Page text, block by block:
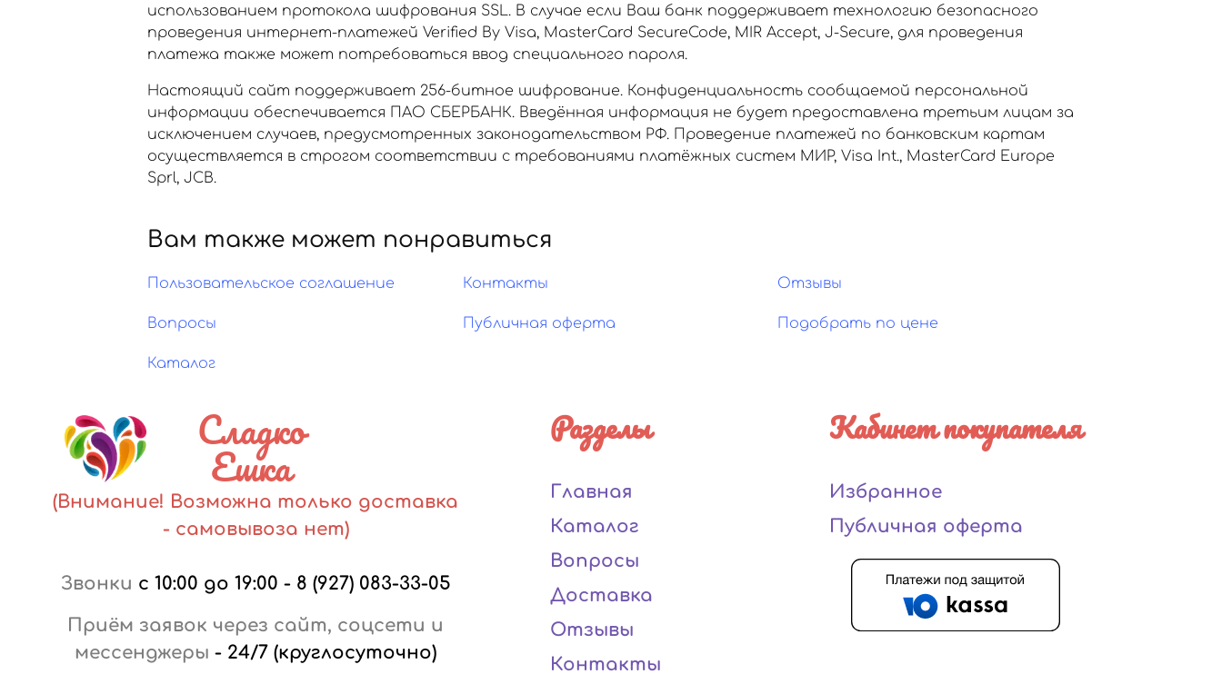
использованием протокола шифрования SSL. В случае если Ваш банк поддерживает технологию безопасного
проведения интернет-платежей Verified By Visa, MasterCard SecureCode, MIR Accept, J-Secure, для проведения
платежа также может потребоваться ввод специального пароля.
Настоящий сайт поддерживает 256-битное шифрование. Конфиденциальность сообщаемой персональной
информации обеспечивается ПАО СБЕРБАНК. Введённая информация не будет предоставлена третьим лицам за
исключением случаев, предусмотренных законодательством РФ. Проведение платежей по банковским картам
осуществляется в строгом соответствии с требованиями платёжных систем МИР, Visa Int., MasterCard Europe
Sprl, JCB.
Вам также может понравиться
Пользовательское соглашение Контакты Отзывы
Вопросы Публичная оферта Подобрать по цене
Каталог
Сладко
Ешка
(Внимание! Возможна только доставка
- самовывоза нет)
Звонки с 10:00 до 19:00 - 8 (927) 083-33-05
Приём заявок через сайт, соцсети и
мессенджеры - 24/7 (круглосуточно)
Разделы
Главная
Каталог
Вопросы
Доставка
Отзывы
Контакты
Кабинет покупателя
Избранное
Публичная оферта